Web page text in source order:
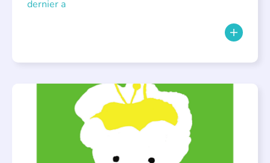
dernier a
BIBLIOTHÈQUES ÉVÉNEMENTS , LECTURE INDIVIDUALISÉE
LITTÉRATURE JEUNESSE